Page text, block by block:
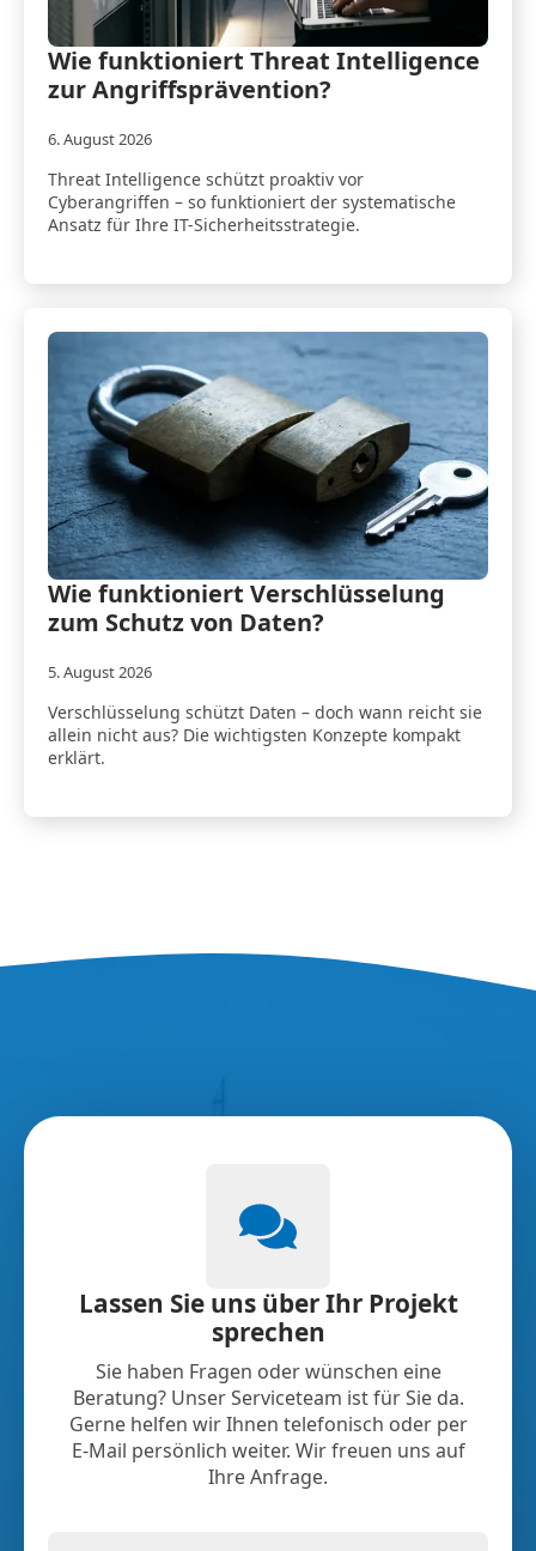
Wie funktioniert Threat Intelligence
zur Angriffsprävention?
6. August 2026
Threat Intelligence schützt proaktiv vor
Cyberangriffen – so funktioniert der systematische
Ansatz für Ihre IT-Sicherheitsstrategie.
Wie funktioniert Verschlüsselung
zum Schutz von Daten?
5. August 2026
Verschlüsselung schützt Daten – doch wann reicht sie
allein nicht aus? Die wichtigsten Konzepte kompakt
erklärt.
Lassen Sie uns über Ihr Projekt
sprechen
Sie haben Fragen oder wünschen eine
Beratung? Unser Serviceteam ist für Sie da.
Gerne helfen wir Ihnen telefonisch oder per
E-Mail persönlich weiter. Wir freuen uns auf
Ihre Anfrage.